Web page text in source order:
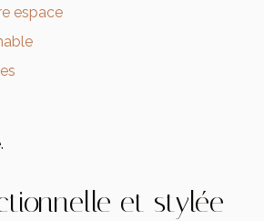
espace
et stylée